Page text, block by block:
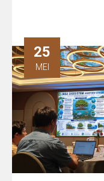
25
MEI